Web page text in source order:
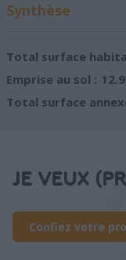
Synthèse
Total surface
Emprise au sol :
Total surface
JE VEUX
Confiez votre